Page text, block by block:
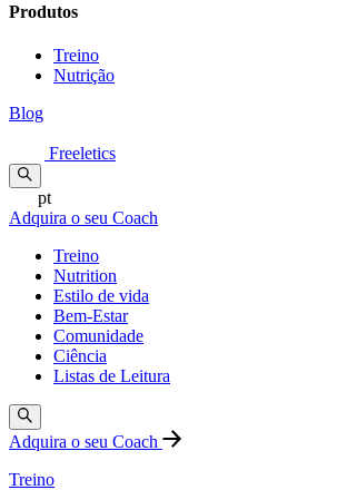
Produtos
Treino
Nutrição
Blog
Freeletics
pt
Adquira o seu Coach
Treino
Nutrition
Estilo de vida
Bem-Estar
Comunidade
Ciência
Listas de Leitura
Adquira o seu Coach
Treino